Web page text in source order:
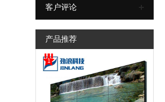
客户评论
产品推荐
1